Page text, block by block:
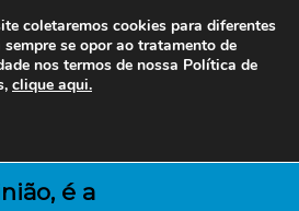
é a
coletaremos cookies para diferentes
se opor ao tratamento de
nos termos de nossa Política de
clique aqui.